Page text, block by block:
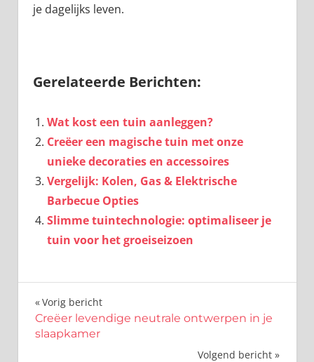
je dagelijks leven.
Gerelateerde Berichten:
Wat kost een tuin aanleggen?
Creëer een magische tuin met onze
unieke decoraties en accessoires
Vergelijk: Kolen, Gas & Elektrische
Barbecue Opties
Slimme tuintechnologie: optimaliseer je
tuin voor het groeiseizoen
Bericht
navigatie
Vorig bericht
Creëer levendige neutrale ontwerpen in je
slaapkamer
Volgend bericht